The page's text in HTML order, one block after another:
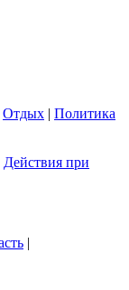
Отдых | Политика
Действия при
|